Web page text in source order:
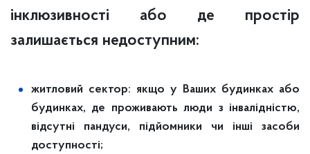
інклюзивності або де простір
залишається недоступним:
житловий сектор: якщо у Ваших будинках або
будинках, де проживають люди з інвалідністю,
відсутні пандуси, підйомники чи інші засоби
доступності;